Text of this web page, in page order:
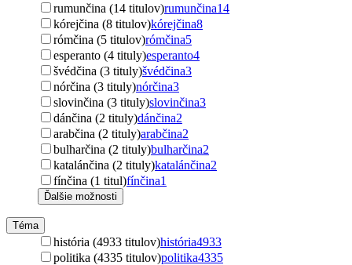
rumunčina (14 titulov)rumunčina14
kórejčina (8 titulov)kórejčina8
rómčina (5 titulov)rómčina5
esperanto (4 tituly)esperanto4
švédčina (3 tituly)švédčina3
nórčina (3 tituly)nórčina3
slovinčina (3 tituly)slovinčina3
dánčina (2 tituly)dánčina2
arabčina (2 tituly)arabčina2
bulharčina (2 tituly)bulharčina2
katalánčina (2 tituly)katalánčina2
fínčina (1 titul)fínčina1
Ďalšie možnosti
Téma
história (4933 titulov)história4933
politika (4335 titulov)politika4335